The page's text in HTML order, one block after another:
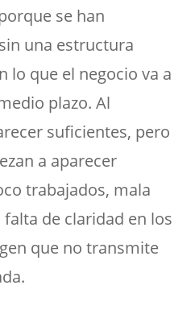
se han
una estructura
lo que el negocio va a
plazo. Al
suficientes, pero
a aparecer
trabajados, mala
de claridad en los
que no transmite